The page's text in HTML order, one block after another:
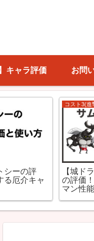
キャラ評価 お問
】MFバル
敏な動きで
コスト5～
【城ド
評価！
キル連発